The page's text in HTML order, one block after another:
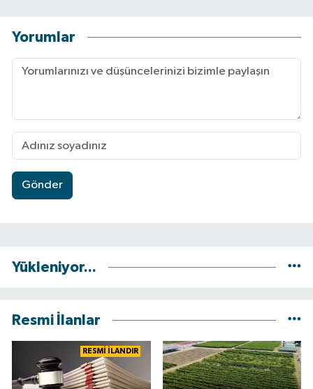
Yorumlar
Gönder
Yükleniyor...
Resmi İlanlar
RESMİ İLANDIR